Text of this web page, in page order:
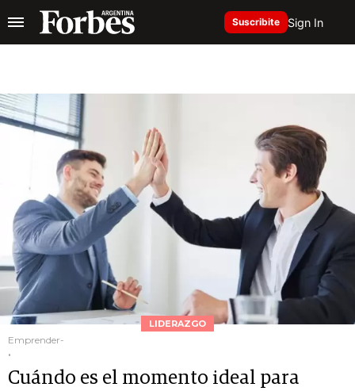
Suscribite Sign In
LIDERAZGO
Emprender-
.
Cuándo es el momento ideal para